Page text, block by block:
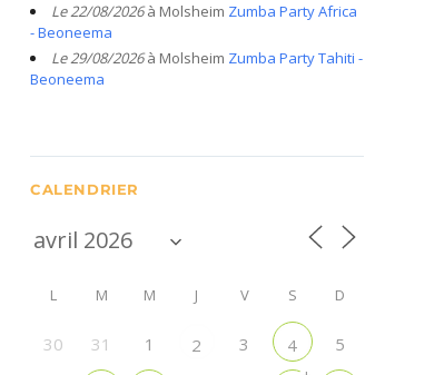
Le 22/08/2026à Molsheim Zumba Party Africa
- Beoneema
Le 29/08/2026à Molsheim Zumba Party Tahiti -
Beoneema
CALENDRIER
L M M J V S D
30 31 1 2 3 4 5